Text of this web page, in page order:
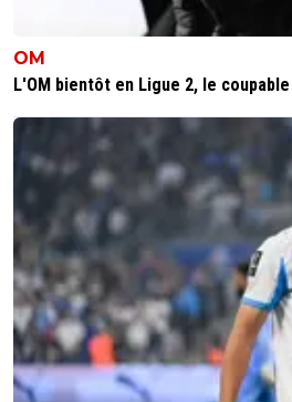
sur les sorties
Hier j'ai regardé
Leeds menait 3-2 à
Newcastle a poussé et
suite dis : Perri va se
Bah ça n'a pas manqué
3 Répondre
OM
L'OM bientôt en Ligue 2, le